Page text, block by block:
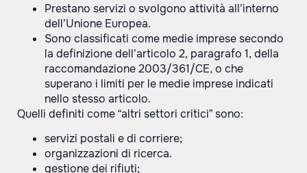
Prestano servizi o svolgono attività all’interno
dell’Unione Europea.
Sono classificati come medie imprese secondo
la definizione dell’articolo 2, paragrafo 1, della
raccomandazione 2003/361/CE, o che
superano i limiti per le medie imprese indicati
nello stesso articolo.
Quelli definiti come “altri settori critici” sono:
servizi postali e di corriere;
organizzazioni di ricerca.
gestione dei rifiuti;